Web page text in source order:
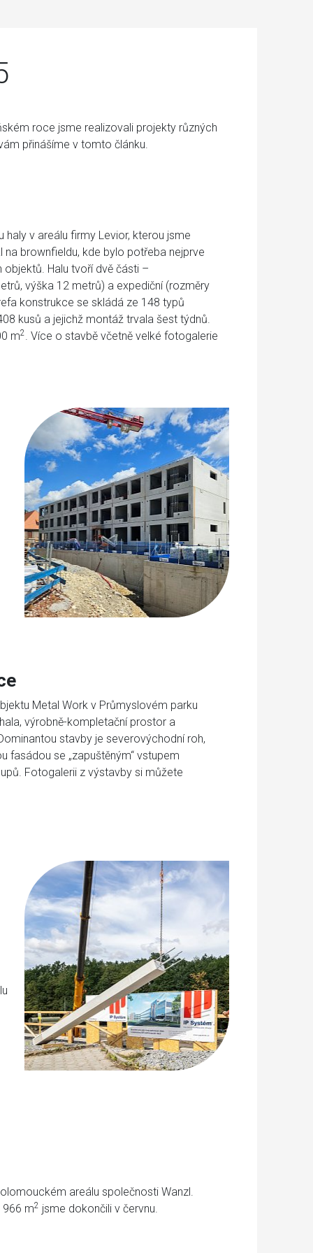
roce jsme realizovali projekty různých
přinášíme v tomto článku.
v areálu firmy Levior, kterou jsme
na brownfieldu, kde bylo potřeba nejprve
Halu tvoří dvě části –
výška 12 metrů) a expediční (rozměry
konstrukce se skládá ze 148 typů
kusů a jejichž montáž trvala šest týdnů.
m2 . Více o stavbě včetně velké fotogalerie
Metal Work v Průmyslovém parku
výrobně-kompletační prostor a
stavby je severovýchodní roh,
fasádou se „zapuštěným“ vstupem
Fotogalerii z výstavby si můžete
areálu společnosti Wanzl.
m2 jsme dokončili v červnu.